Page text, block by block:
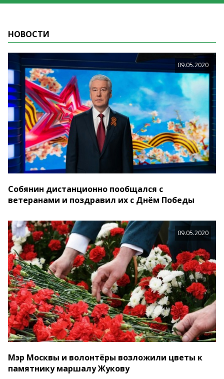
НОВОСТИ
09.05.2020
Собянин дистанционно пообщался с
ветеранами и поздравил их с Днём Победы
09.05.2020
Мэр Москвы и волонтёры возложили цветы к
памятнику маршалу Жукову